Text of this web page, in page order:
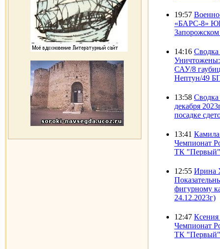
19:57
«БАРС-8»
14:16
САУ/8
Нептун/49
13:58 Сводка
декабря
посадке
13:41
Чемпионат
ТК "Первый"
12:55 Ирина
фигурному
24.12.2023г)
12:47
Чемпионат
ТК "Первый"